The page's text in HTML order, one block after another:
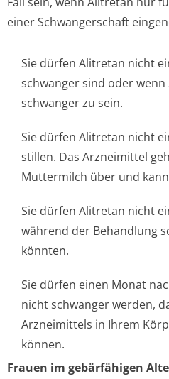
einer Schwangerschaft
Sie dürfen Alitretan nicht
schwanger sind oder wenn
schwanger zu sein.
Sie dürfen Alitretan nicht
stillen. Das Arzneimittel
Muttermilch über und
Sie dürfen Alitretan nicht
während der Behandlung
könnten.
Sie dürfen einen Monat
nicht schwanger werden,
Arzneimittels in Ihrem
können.
Frauen im gebärfähigen